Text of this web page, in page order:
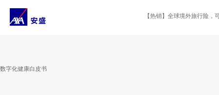
content
【热销】全球境外旅行险，可
数字化健康白皮书